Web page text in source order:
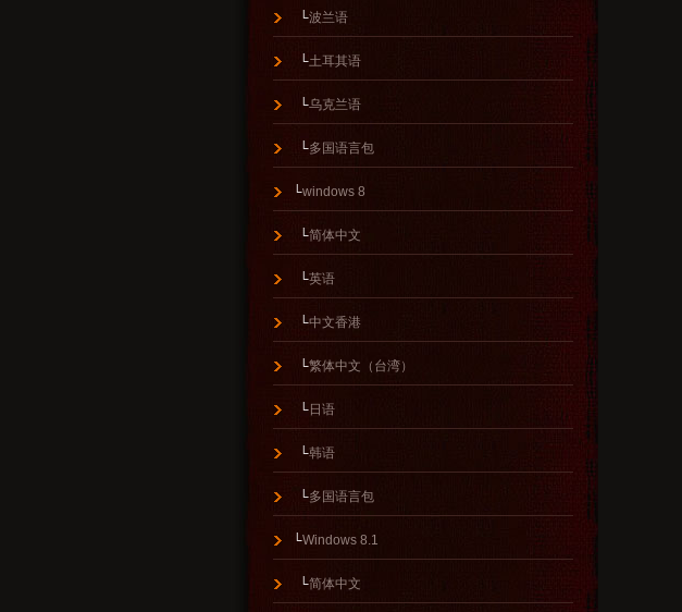
└波兰语
└土耳其语
└乌克兰语
└多国语言包
└windows 8
└简体中文
└英语
└中文香港
└繁体中文（台湾）
└ 日语
└韩语
└多国语言包
└Windows 8.1
└简体中文